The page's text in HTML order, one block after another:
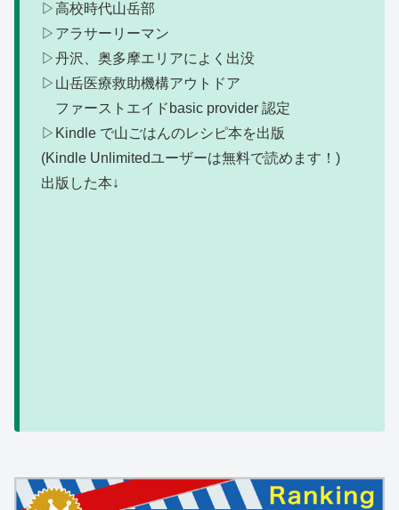
▷高校時代山岳部
▷アラサーリーマン
▷丹沢、奥多摩エリアによく出没
▷山岳医療救助機構アウトドア
ファーストエイドbasic provider 認定
▷Kindle で山ごはんのレシピ本を出版
(Kindle Unlimitedユーザーは無料で読めます！)
出版した本↓